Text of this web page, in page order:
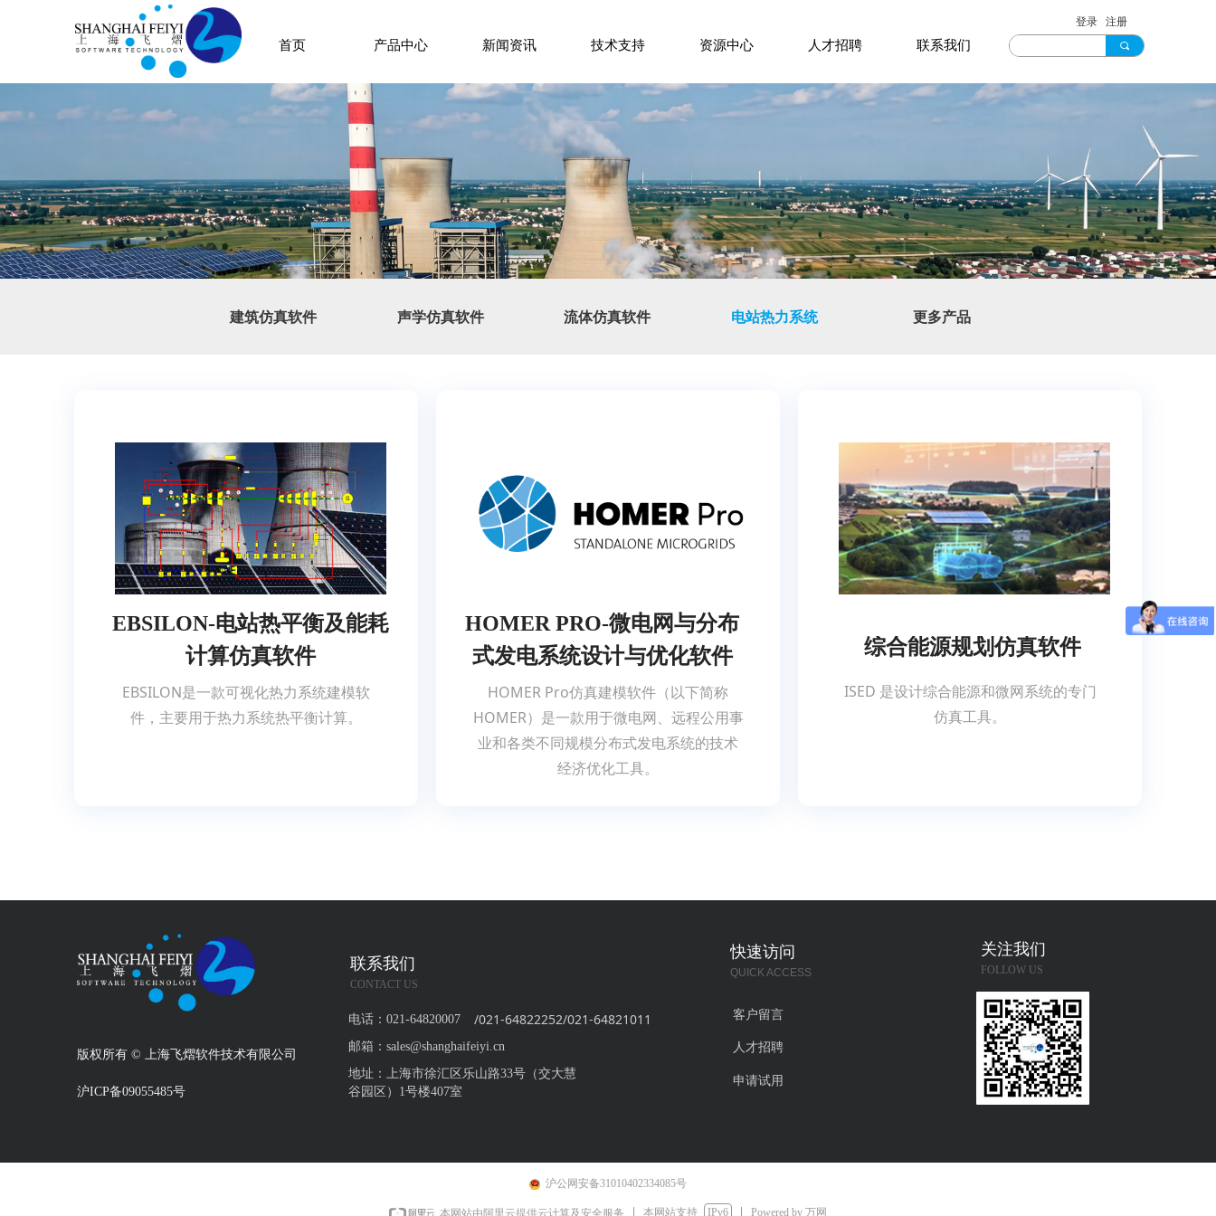
首页 产品中心 新闻资讯 技术支持 资源中心 人才招聘 联系我们 끠
登录 注册
建筑仿真软件 声学仿真软件 流体仿真软件 电站热力系统 更多产品
EBSILON-电站热平衡及能耗
计算仿真软件
EBSILON是一款可视化热力系统建模软
件，主要用于热力系统热平衡计算。
HOMER PRO-微电网与分布
式发电系统设计与优化软件
HOMER Pro仿真建模软件（以下简称
HOMER）是一款用于微电网、远程公用事
业和各类不同规模分布式发电系统的技术
经济优化工具。
综合能源规划仿真软件
ISED 是设计综合能源和微网系统的专门
仿真工具。
关注我们
FOLLOW US
客户留言
人才招聘
申请试用
快速访问
QUICK ACCESS
版权所有 © 上海飞熠软件技术有限公司
沪ICP备09055485号
联系我们
CONTACT US
电话： 021-64820007
邮箱： sales@shanghaifeiyi.cn
地址： 上海市徐汇区乐山路33号（交大慧
谷园区）1号楼407室
/021-64822252/021-64821011
沪公网安备31010402334085号
本网站由阿里云提供云计算及安全服务 本网站支持 IPv6 Powered by 万网